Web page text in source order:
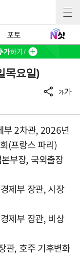
포토
목요일)
가가
2차관, 2026년
(프랑스 파리)
부장, 국외출장
제부 장관, 시장
제부 장관, 비상
, 호주 기후변화